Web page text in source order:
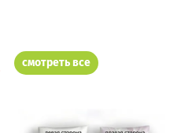
смотреть все